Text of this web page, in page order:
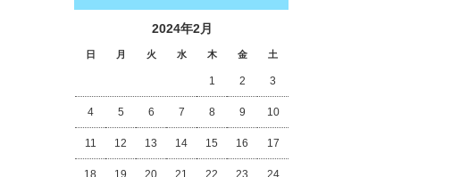
2024年2月
日 月 火 水 木 金 土
1 2 3
4 5 6 7 8 9 10
11 12 13 14 15 16 17
18 19 20 21 22 23 24